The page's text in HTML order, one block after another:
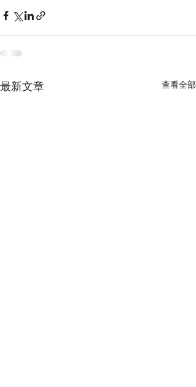
最新文章 查看全部